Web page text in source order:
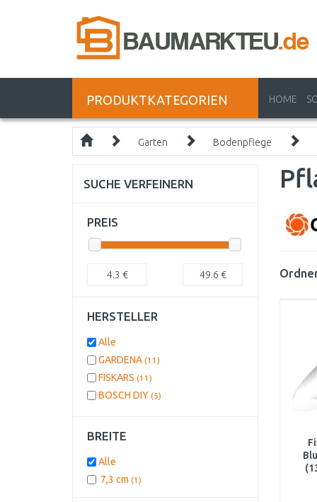
PRODUKTKATEGORIEN HOME
Garten Bodenpflege
SUCHE VERFEINERN
PREIS
4.3 € 49.6 €
HERSTELLER
Alle
GARDENA (11)
FISKARS (11)
BOSCH DIY (5)
BREITE
Alle
7,3 cm (1)